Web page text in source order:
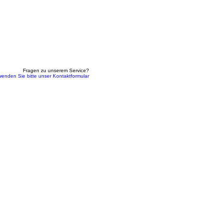
Fragen zu unserem Service?
Sie bitte unser Kontaktformular